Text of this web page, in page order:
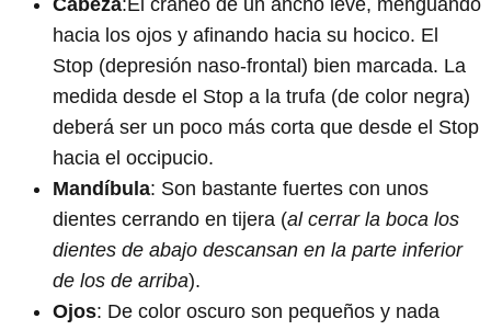
Cabeza:El cráneo de un ancho leve, menguando
hacia los ojos y afinando hacia su hocico. El
Stop (depresión naso-frontal) bien marcada. La
medida desde el Stop a la trufa (de color negra)
deberá ser un poco más corta que desde el Stop
hacia el occipucio.
Mandíbula: Son bastante fuertes con unos
dientes cerrando en tijera (al cerrar la boca los
dientes de abajo descansan en la parte inferior
de los de arriba).
Ojos: De color oscuro son pequeños y nada